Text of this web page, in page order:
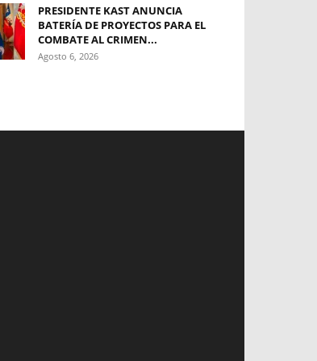
PRESIDENTE KAST ANUNCIA
BATERÍA DE PROYECTOS PARA EL
COMBATE AL CRIMEN...
Agosto 6, 2026